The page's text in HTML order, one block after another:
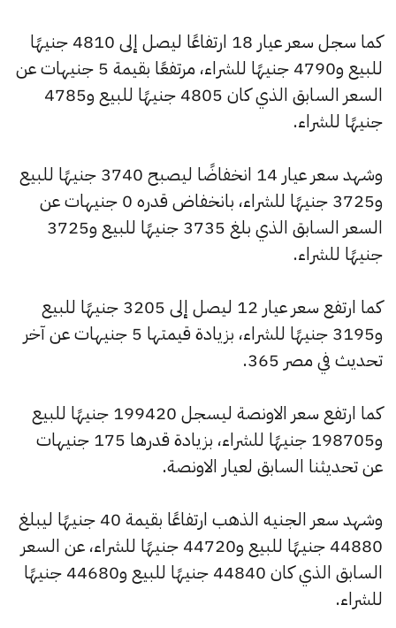
كما سجل سعر عيار 18 ارتفاعًا ليصل إلى 4810 جنيهًا
للبيع و4790 جنيهًا للشراء، مرتفعًا بقيمة 5 جنيهات عن
السعر السابق الذي كان 4805 جنيهًا للبيع و4785
جنيهًا للشراء.
وشهد سعر عيار 14 انخفاضًا ليصبح 3740 جنيهًا للبيع
و3725 جنيهًا للشراء، بانخفاض قدره 0 جنيهات عن
السعر السابق الذي بلغ 3735 جنيهًا للبيع و3725
جنيهًا للشراء.
كما ارتفع سعر عيار 12 ليصل إلى 3205 جنيهًا للبيع
و3195 جنيهًا للشراء، بزيادة قيمتها 5 جنيهات عن آخر
تحديث في مصر 365.
كما ارتفع سعر الاونصة ليسجل 199420 جنيهًا للبيع
و198705 جنيهًا للشراء، بزيادة قدرها 175 جنيهات
عن تحديثنا السابق لعيار الاونصة.
وشهد سعر الجنيه الذهب ارتفاعًا بقيمة 40 جنيهًا ليبلغ
44880 جنيهًا للبيع و44720 جنيهًا للشراء، عن السعر
السابق الذي كان 44840 جنيهًا للبيع و44680 جنيهًا
للشراء.